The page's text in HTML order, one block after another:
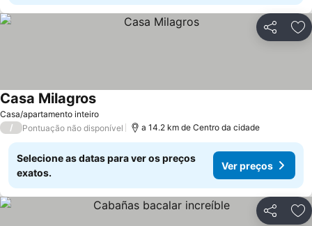
Partilhar
Casa/apartamento inteiro
Casa MilagrosVer preços
/ Pontuação não disponível a 14.2 km de Centro da cidade
Selecione as datas para ver os preços
exatos.
Ver preços
Partilhar